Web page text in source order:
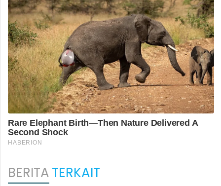
BERITATERKAIT